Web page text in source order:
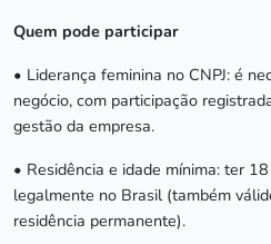
Quem pode participar
• Liderança feminina no CNPJ: é
negócio, com participação
gestão da empresa.
• Residência e idade mínima: ter
legalmente no Brasil (também
residência permanente).